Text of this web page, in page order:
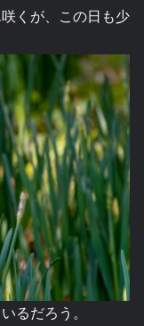
くが、この日も少
るだろう。